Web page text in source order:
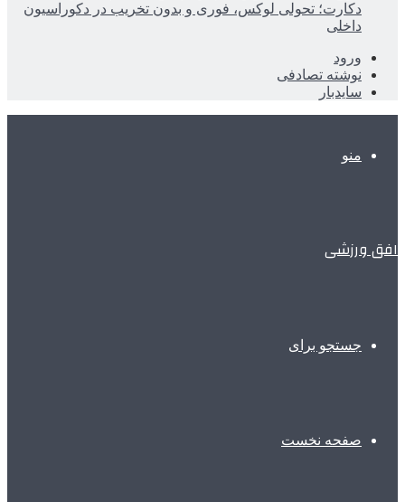
دکارت؛ تحولی لوکس، فوری و بدون تخریب در دکوراسیون
داخلی
ورود
نوشته تصادفی
سایدبار
منو
افق ورزشی
جستجو برای
صفحه نخست